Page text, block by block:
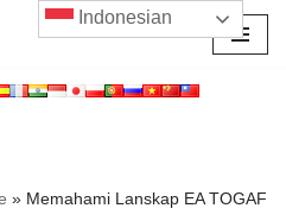
» Memahami Lanskap EA TOGAF
Indonesian